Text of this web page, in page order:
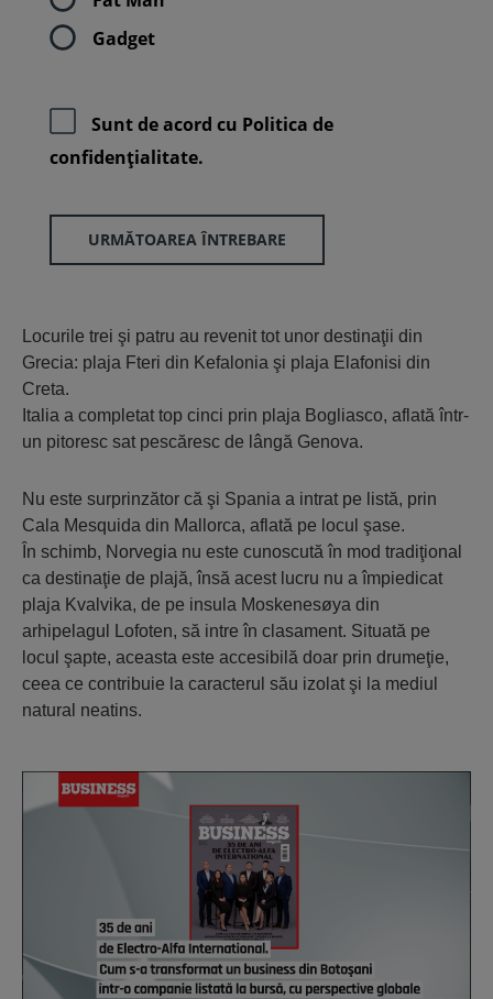
Gadget
Sunt de acord cu Politica de
confidenţialitate.
URMĂTOAREA ÎNTREBARE
Locurile trei şi patru au revenit tot unor destinaţii din
Grecia: plaja Fteri din Kefalonia şi plaja Elafonisi din
Creta.
Italia a completat top cinci prin plaja Bogliasco, aflată într-
un pitoresc sat pescăresc de lângă Genova.
Nu este surprinzător că şi Spania a intrat pe listă, prin
Cala Mesquida din Mallorca, aflată pe locul şase.
În schimb, Norvegia nu este cunoscută în mod tradiţional
ca destinaţie de plajă, însă acest lucru nu a împiedicat
plaja Kvalvika, de pe insula Moskenesøya din
arhipelagul Lofoten, să intre în clasament. Situată pe
locul şapte, aceasta este accesibilă doar prin drumeţie,
ceea ce contribuie la caracterul său izolat şi la mediul
natural neatins.